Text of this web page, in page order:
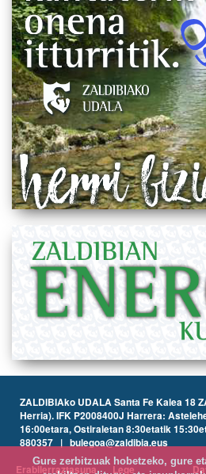
ZALDIBIAko UDALA Santa Fe Kalea 18
Herria). IFK P2008400J Harrera:
16:00etara, Ostiraletan 8:30etatik
880357 | bulegoa@zaldibia.eus
Erabilerraztasuna
Lege
Gure zerbitzuak hobetzeko, gure